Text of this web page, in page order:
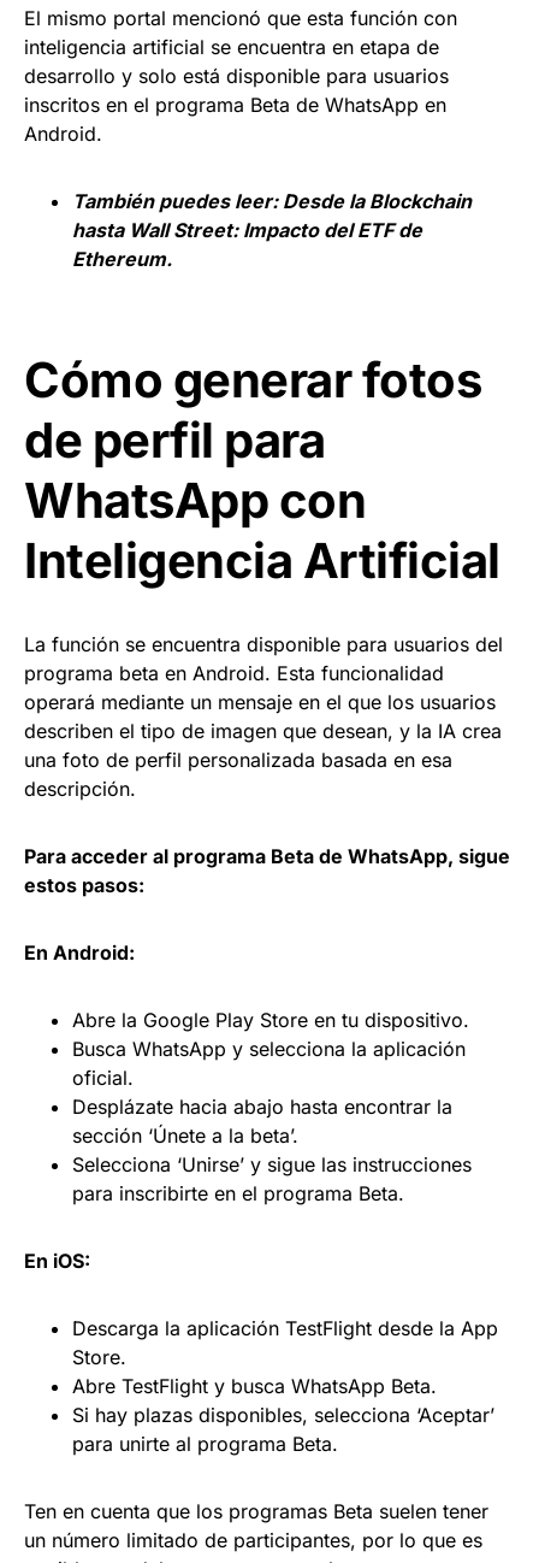
El mismo portal mencionó que esta función con
inteligencia artificial se encuentra en etapa de
desarrollo y solo está disponible para usuarios
inscritos en el programa Beta de WhatsApp en
Android.
También puedes leer: Desde la Blockchain
hasta Wall Street: Impacto del ETF de
Ethereum.
Cómo generar fotos
de perfil para
WhatsApp con
Inteligencia Artificial
La función se encuentra disponible para usuarios del
programa beta en Android. Esta funcionalidad
operará mediante un mensaje en el que los usuarios
describen el tipo de imagen que desean, y la IA crea
una foto de perfil personalizada basada en esa
descripción.
Para acceder al programa Beta de WhatsApp, sigue
estos pasos:
En Android:
Abre la Google Play Store en tu dispositivo.
Busca WhatsApp y selecciona la aplicación
oficial.
Desplázate hacia abajo hasta encontrar la
sección ‘Únete a la beta’.
Selecciona ‘Unirse’ y sigue las instrucciones
para inscribirte en el programa Beta.
En iOS:
Descarga la aplicación TestFlight desde la App
Store.
Abre TestFlight y busca WhatsApp Beta.
Si hay plazas disponibles, selecciona ‘Aceptar’
para unirte al programa Beta.
Ten en cuenta que los programas Beta suelen tener
un número limitado de participantes, por lo que es